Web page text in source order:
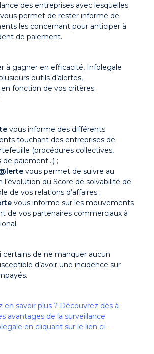
des entreprises avec lesquelles
permet de rester informé de
les concernant pour anticiper à
de paiement.
à gagner en efficacité, Infolegale
outils d’alertes,
fonction de vos critères
vous informe des différents
touchant des entreprises de
(procédures collectives,
de paiement…) ;
vous permet de suivre au
l’évolution du Score de solvabilité de
de vos relations d’affaires ;
vous informe sur les mouvements
de vos partenaires commerciaux à
certains de ne manquer aucun
d’avoir une incidence sur
en savoir plus ? Découvrez dès à
avantages de la surveillance
en cliquant sur le lien ci-